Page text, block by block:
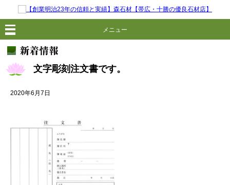
メニュー
文字彫刻注文書です。
2020年6月7日